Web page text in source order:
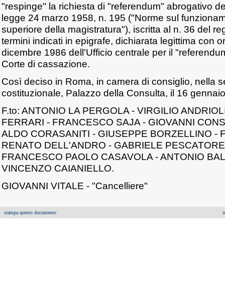
"respinge" la richiesta di "referendum" abrogativo
legge 24 marzo 1958, n. 195 ("Norme sul
superiore della magistratura"), iscritta al n. 36 del
termini indicati in epigrafe, dichiarata legittima con
dicembre 1986 dell'Ufficio centrale per il
Corte di cassazione.
Così deciso in Roma, in camera di consiglio, nella
costituzionale, Palazzo della Consulta, il 16
F.to: ANTONIO LA PERGOLA - VIRGILIO
FERRARI - FRANCESCO SAJA - GIOVANNI
ALDO CORASANITI - GIUSEPPE BORZELLINO -
RENATO DELL'ANDRO - GABRIELE
FRANCESCO PAOLO CASAVOLA - ANTONIO
VINCENZO CAIANIELLO.
GIOVANNI VITALE - "Cancelliere"
stampa questo documento